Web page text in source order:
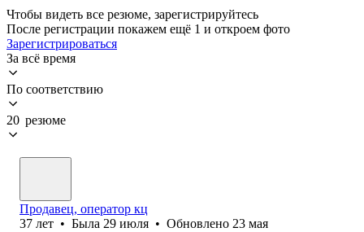
Чтобы видеть все резюме, зарегистрируйтесь
После регистрации покажем ещё 1 и откроем фото
Зарегистрироваться
За всё время
По соответствию
20 резюме
Продавец, оператор кц
37 лет • Была 29 июля • Обновлено 23 мая